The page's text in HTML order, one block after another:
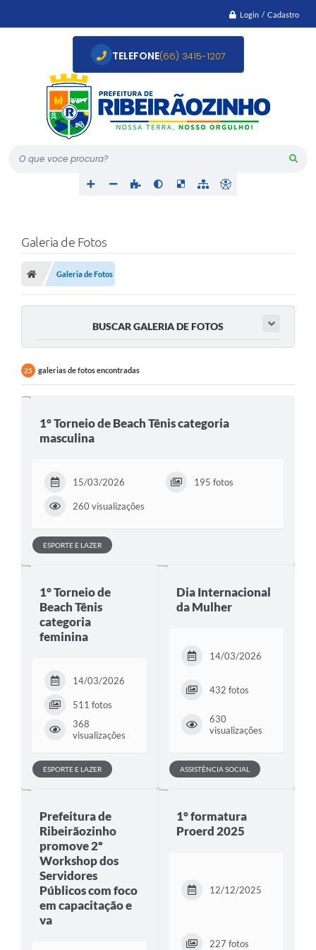
Login / Cadastro
O que voce procura?
TELEFONE(66) 3415-1207
Galeria de Fotos
Galeria de Fotos
BUSCAR GALERIA DE FOTOS
25 galerias de fotos encontradas
1° Torneio de Beach Tênis categoria
masculina
15/03/2026 195 fotos
260 visualizações
ESPORTE E LAZER
1° Torneio de
Beach Tênis
categoria
feminina
14/03/2026
511 fotos
368
visualizações
ESPORTE E LAZER
Dia Internacional
da Mulher
14/03/2026
432 fotos
630
visualizações
ASSISTÊNCIA SOCIAL
Prefeitura de
Ribeirãozinho
promove 2º
Workshop dos
Servidores
Públicos com foco
em capacitação e
va
1° formatura
Proerd 2025
12/12/2025
227 fotos